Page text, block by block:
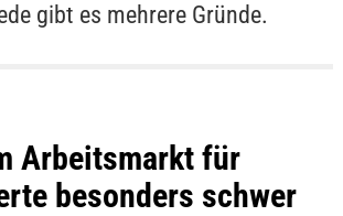
gibt es mehrere Gründe.
Arbeitsmarkt für
besonders schwer